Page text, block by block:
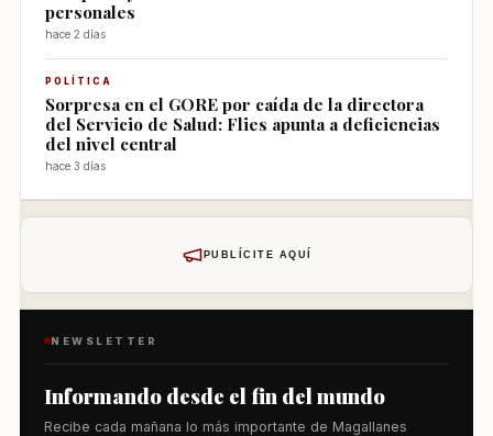
personales
hace 2 días
POLÍTICA
Sorpresa en el GORE por caída de la directora
del Servicio de Salud: Flies apunta a deficiencias
del nivel central
hace 3 días
PUBLÍCITE AQUÍ
NEWSLETTER
Informando desde el fin del mundo
Recibe cada mañana lo más importante de Magallanes